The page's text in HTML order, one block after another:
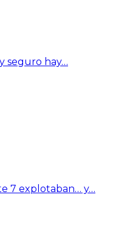
seguro hay…
7 explotaban… y…